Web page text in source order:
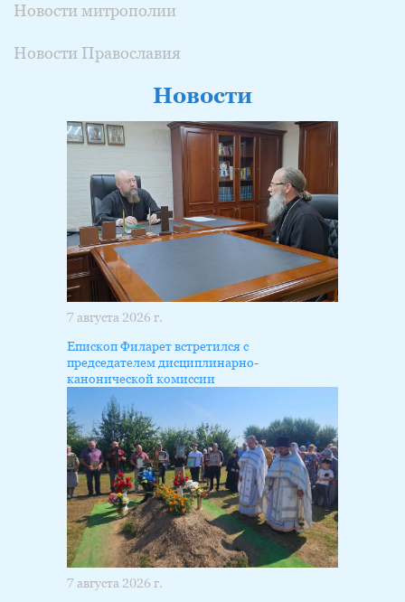
Новости митрополии
Новости Православия
Новости
7 августа 2026 г.
Епископ Филарет встретился с
председателем дисциплинарно-
канонической комиссии
7 августа 2026 г.